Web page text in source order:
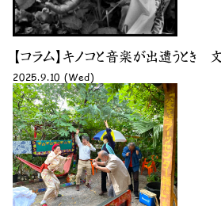
【コラム】キノコと音楽が出遭うとき
2025.9.10 (Wed)